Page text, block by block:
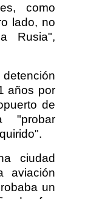
como
lado, no
Rusia",
años por
de
"probar
ciudad
aviación
un